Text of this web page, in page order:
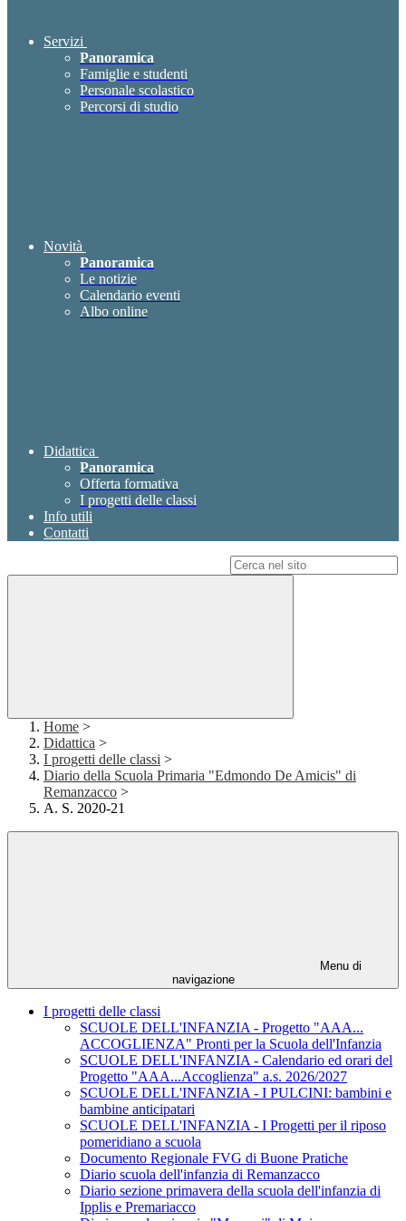
Servizi
Panoramica
Famiglie e studenti
Personale scolastico
Percorsi di studio
Novità
Panoramica
Le notizie
Calendario eventi
Albo online
Didattica
Panoramica
Offerta formativa
I progetti delle classi
Info utili
Contatti
Home >
Didattica >
I progetti delle classi >
Diario della Scuola Primaria "Edmondo De Amicis" di
Remanzacco >
A. S. 2020-21
Menu di
navigazione
I progetti delle classi
SCUOLE DELL'INFANZIA - Progetto "AAA...
ACCOGLIENZA" Pronti per la Scuola dell'Infanzia
SCUOLE DELL'INFANZIA - Calendario ed orari del
Progetto "AAA...Accoglienza" a.s. 2026/2027
SCUOLE DELL'INFANZIA - I PULCINI: bambini e
bambine anticipatari
SCUOLE DELL'INFANZIA - I Progetti per il riposo
pomeridiano a scuola
Documento Regionale FVG di Buone Pratiche
Diario scuola dell'infanzia di Remanzacco
Diario sezione primavera della scuola dell'infanzia di
Ipplis e Premariacco